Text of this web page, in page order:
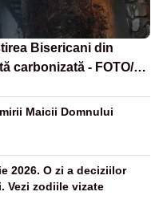
Bisericani din
carbonizată - FOTO/
Maicii Domnului
2026. O zi a deciziilor
Vezi zodiile vizate